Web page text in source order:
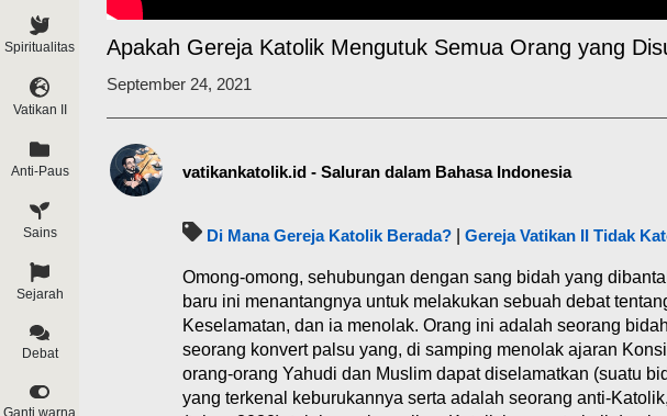
Apakah Gereja Katolik Mengutuk Semua Orang yang
September 24, 2021
vatikankatolik.id - Saluran dalam Bahasa Indonesia
Di Mana Gereja Katolik Berada? Gereja Vatikan II Tidak
Omong-omong, sehubungan dengan sang bidah yang
baru ini menantangnya untuk melakukan sebuah debat
Keselamatan, dan ia menolak. Orang ini adalah seorang
seorang konvert palsu yang, di samping menolak ajaran
orang-orang Yahudi dan Muslim dapat diselamatkan (suatu
yang terkenal keburukannya serta adalah seorang anti-
Spiritualitas
Vatikan II
Anti-Paus
Sains
Sejarah
Debat
Ganti warna